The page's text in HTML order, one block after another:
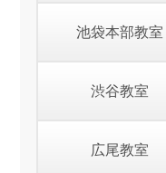
池袋本部教室
渋谷教室
広尾教室